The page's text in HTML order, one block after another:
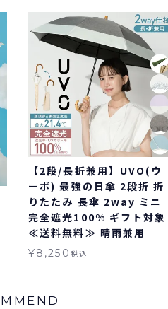
【2段/長折兼用】UVO(ウ
ーボ) 最強の日傘 2段折 折
りたたみ 長傘 2way ミニ
完全遮光100% ギフト対象
≪送料無料≫ 晴雨兼用
¥8,250 税込